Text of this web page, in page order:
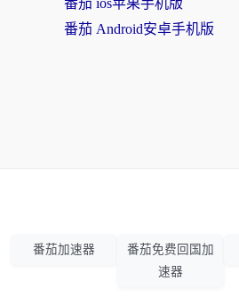
番茄 ios苹果手机版
番茄 Android安卓手机版
番茄加速器
番茄免费回国加
速器